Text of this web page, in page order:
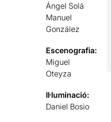
Ángel Solá
Manuel
González
Escenografia:
Miguel
Oteyza
Il·luminació:
Daniel Bosio